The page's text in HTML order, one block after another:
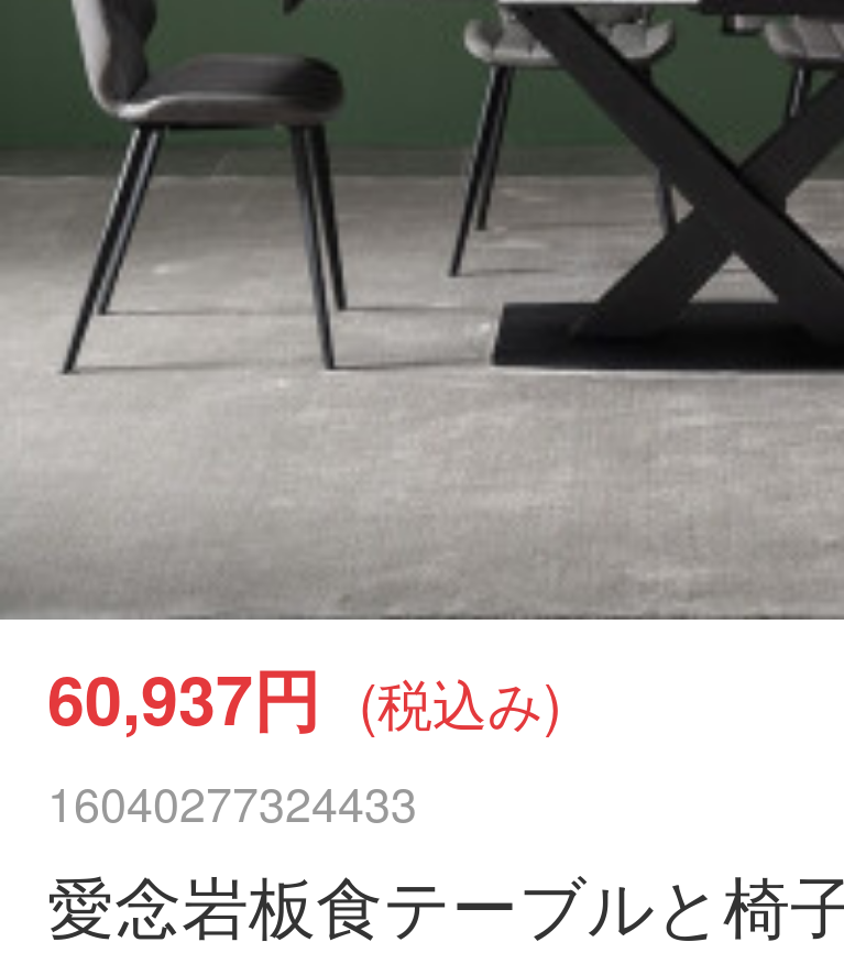
60,937円 (税込み)
16040277324433
愛念岩板食テーブルと椅